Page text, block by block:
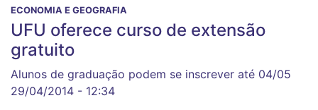
ECONOMIA E GEOGRAFIA
UFU oferece curso de extensão
gratuito
Alunos de graduação podem se inscrever até 04/05
29/04/2014 - 12:34